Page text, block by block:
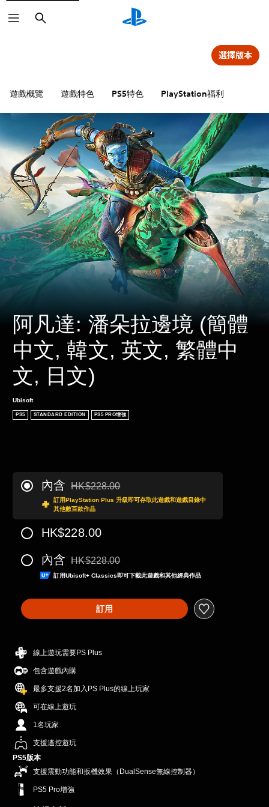
搜
尋
遊戲概覽 遊戲特色 PS5特色 PlayStation福利
選擇版本
阿凡達: 潘朵拉邊境 (簡體
中文, 韓文, 英文, 繁體中
文, 日文)
Ubisoft
PS5 STANDARD EDITION PS5 PRO增強
內含 折扣前原價為HK$228.00
HK$228.00
訂用PlayStation Plus 升級即可存取此遊戲和遊戲目錄中
其他數百款作品
HK$228.00
內含 折扣前原價為HK$228.00
HK$228.00
訂用Ubisoft+ Classics即可下載此遊戲和其他經典作品
訂用
線上遊玩需要PS Plus
包含遊戲內購
最多支援2名加入PS Plus的線上玩家
可在線上遊玩
1名玩家
支援遙控遊玩
PS5版本
支援震動功能和扳機效果（DualSense無線控制器）
PS5 Pro增強